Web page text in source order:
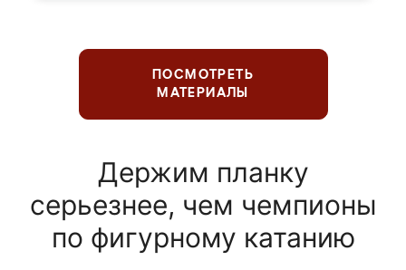
ПОСМОТРЕТЬ
МАТЕРИАЛЫ
Держим планку
серьезнее, чем чемпионы
по фигурному катанию